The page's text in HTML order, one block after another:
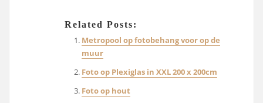
Related Posts:
Metropool op fotobehang voor op de
muur
Foto op Plexiglas in XXL 200 x 200cm
Foto op hout